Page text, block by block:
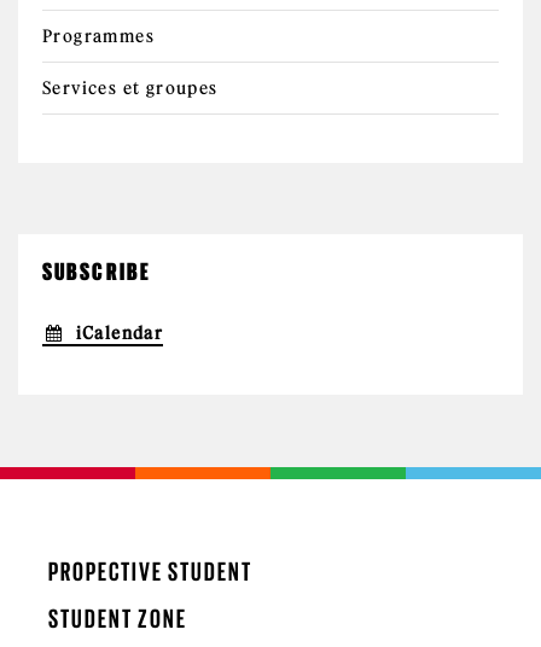
Programmes
Services et groupes
SUBSCRIBE
iCalendar
PROPECTIVE STUDENT
STUDENT ZONE